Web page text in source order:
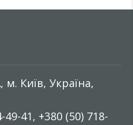
м. Київ, Україна,
41, +380 (50) 718-